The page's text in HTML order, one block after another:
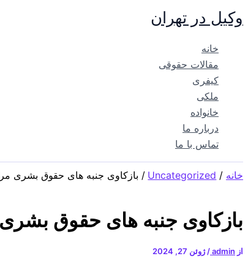
پرش
به
وکیل در تهران
خانه
مقالات حقوقی
کیفری
ملکی
خانواده
درباره ما
تماس با ما
خانه Uncategorized بازکاوی جنبه های حقوق بشری
بازکاوی جنبه های حقوق
از admin
/ژوئن 27, 2024